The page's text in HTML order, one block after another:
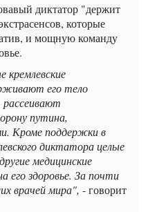
диктатор "держит
которые
и мощную команду
его тело
рассеивают
путина,
Кроме поддержки в
диктатора целые
медицинские
его здоровье. За почти
врачей мира", - говорит